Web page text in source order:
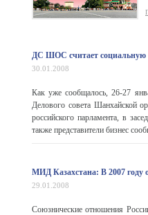
ДС ШОС считает социальную
30.01.2008
Как уже сообщалось, 26-27
Делового совета Шанхайской
российского парламента, в
также представители бизнес
МИД Казахстана: В 2007 году
29.01.2008
Союзнические отношения